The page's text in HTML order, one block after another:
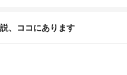
、ココにあります